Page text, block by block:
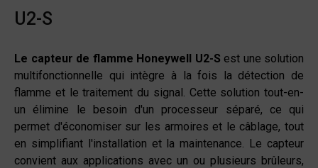
U2-S
Le capteur de flamme Honeywell U2-S est une solution
multifonctionnelle qui intègre à la fois la détection de
flamme et le traitement du signal. Cette solution tout-en-
un élimine le besoin d'un processeur séparé, ce qui
permet d'économiser sur les armoires et le câblage, tout
en simplifiant l'installation et la maintenance. Le capteur
convient aux applications avec un ou plusieurs brûleurs,